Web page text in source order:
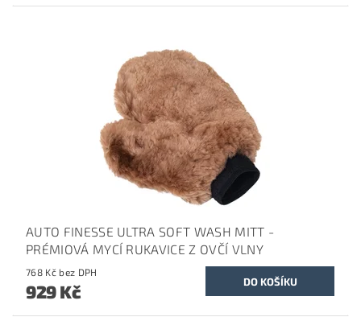
AUTO FINESSE ULTRA SOFT WASH MITT -
PRÉMIOVÁ MYCÍ RUKAVICE Z OVČÍ VLNY
768 Kč bez DPH
929 Kč